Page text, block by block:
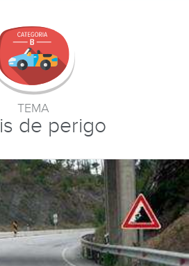
TEMA
de perigo